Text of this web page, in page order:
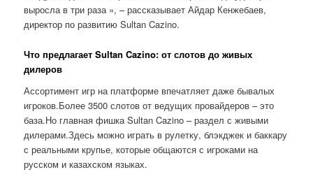
выросла в три раза », – рассказывает Айдар Кенжебаев,
директор по развитию Sultan Cazino.
Что предлагает Sultan Cazino: от слотов до живых
дилеров
Ассортимент игр на платформе впечатляет даже бывалых
игроков.Более 3500 слотов от ведущих провайдеров – это
база.Но главная фишка Sultan Cazino – раздел с живыми
дилерами.Здесь можно играть в рулетку, блэкджек и баккару
с реальными крупье, которые общаются с игроками на
русском и казахском языках.